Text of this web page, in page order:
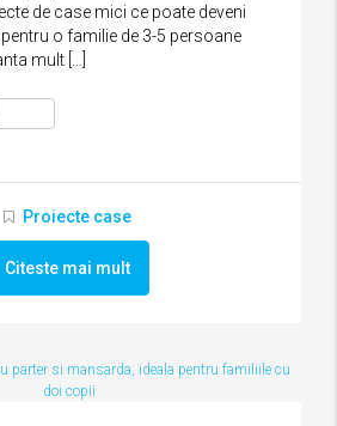
de case mici ce poate deveni
o familie de 3-5 persoane
mult […]
Proiecte case
Citeste mai mult